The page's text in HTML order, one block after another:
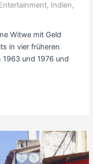
, Indien,
Witwe mit Geld
in vier früheren
und 1976 und